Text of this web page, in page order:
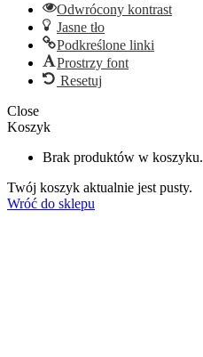
Odwrócony kontrast
Jasne tło
Podkreślone linki
Prostrzy font
Resetuj
Close
Koszyk
Brak produktów w koszyku.
Twój koszyk aktualnie jest pusty.
Wróć do sklepu